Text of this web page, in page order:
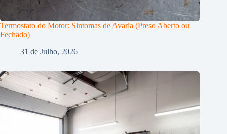
Termostato do Motor: Sintomas de Avaria (Preso Aberto ou
Fechado)
31 de Julho, 2026